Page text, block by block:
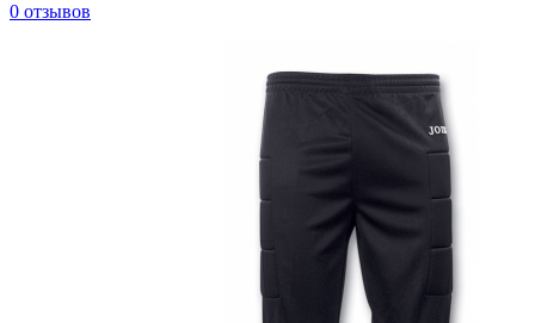
0 отзывов